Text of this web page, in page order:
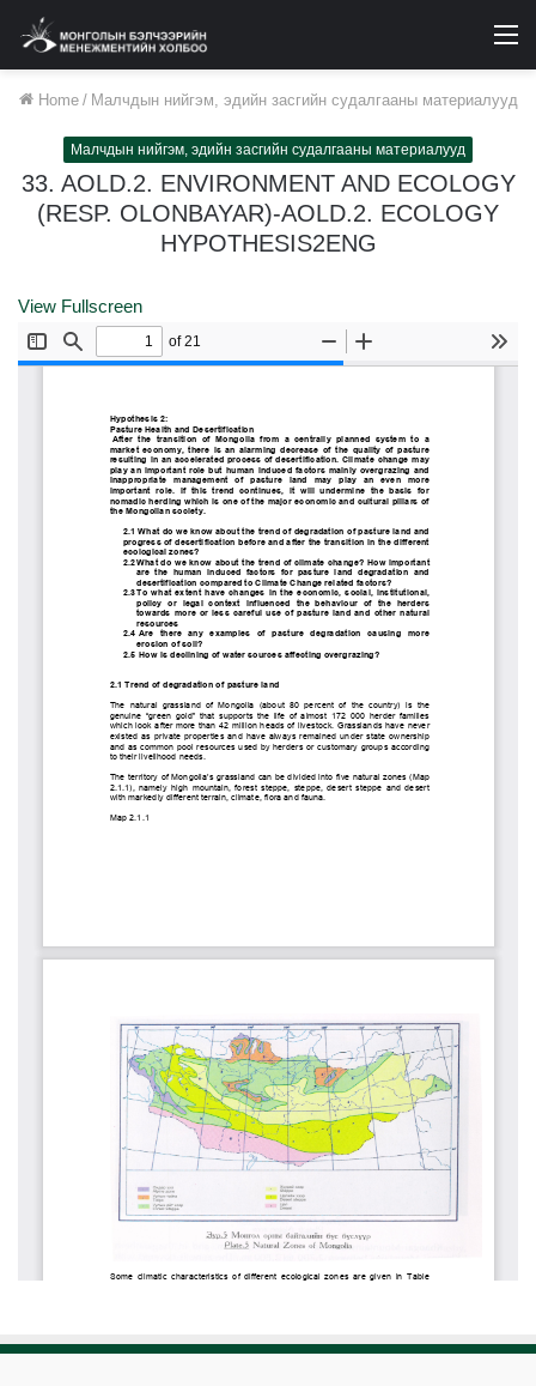
Home / Малчдын нийгэм, эдийн засгийн судалгааны материалууд
Малчдын нийгэм, эдийн засгийн судалгааны материалууд
33. AOLD.2. ENVIRONMENT AND ECOLOGY
(RESP. OLONBAYAR)-AOLD.2. ECOLOGY
HYPOTHESIS2ENG
View Fullscreen